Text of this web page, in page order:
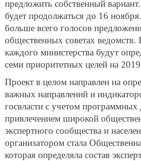
предложить собственный
будет продолжаться до 16
больше всего голосов
общественных советах ведомств.
каждого министерства будут
семи приоритетных целей на
Проект в целом направлен на
важных направлений и
госвласти с учетом программных
привлечением широкой
экспертного сообщества и
организатором стала
которая определяла состав